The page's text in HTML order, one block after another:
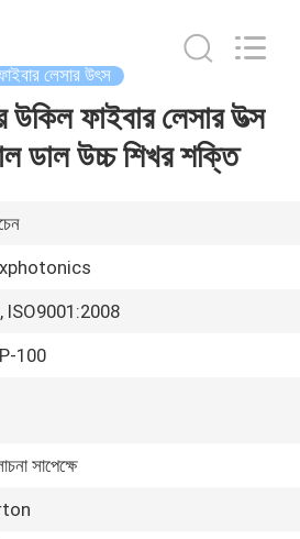
লেসার উৎস
উকিল ফাইবার লেসার উত্স
ডাল উচ্চ শিখর শক্তি
ISO9001:2008
100
সাপেক্ষে